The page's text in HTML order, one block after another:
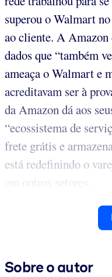
superou o Walmart
ao cliente. A Amazon
dados que “também
ameaça o Walmart e
acreditavam ser à
da Amazon dá aos
“ecossistema de
frete grátis e
está redefinindo o
em outros setores.
Sobre o autor